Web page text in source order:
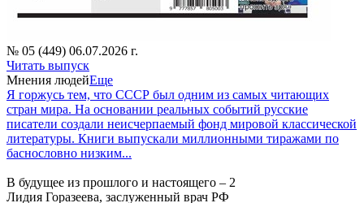
№ 05 (449) 06.07.2026 г.
Читать выпуск
Мнения людейЕще
Я горжусь тем, что СССР был одним из самых читающих
стран мира. На основании реальных событий русские
писатели создали неисчерпаемый фонд мировой классической
литературы. Книги выпускали миллионными тиражами по
баснословно низким...
В будущее из прошлого и настоящего – 2
Лидия Горазеева, заслуженный врач РФ